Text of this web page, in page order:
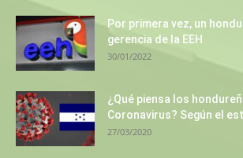
Por primera vez, un
gerencia de la EEH
30/01/2022
¿Qué piensa los
Coronavirus? Según el
27/03/2020